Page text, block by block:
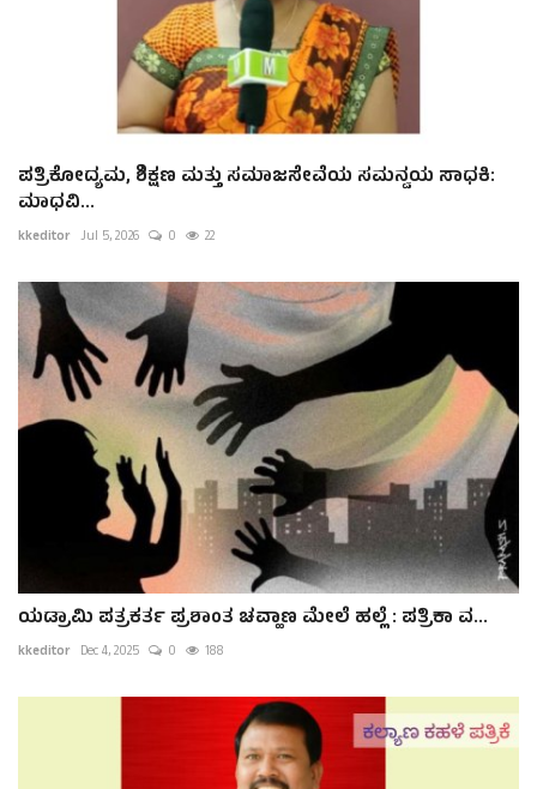
ಪತ್ರಿಕೋದ್ಯಮ, ಶಿಕ್ಷಣ ಮತ್ತು ಸಮಾಜಸೇವೆಯ ಸಮನ್ವಯ ಸಾಧಕಿ:
ಮಾಧವಿ...
kkeditor Jul 5, 2026 0 22
ಯಡ್ರಾಮಿ ಪತ್ರಕರ್ತ ಪ್ರಶಾಂತ ಚವ್ಹಾಣ ಮೇಲೆ ಹಲ್ಲೆ : ಪತ್ರಿಕಾ ವ...
kkeditor Dec 4, 2025 0 188